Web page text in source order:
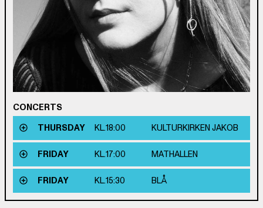
CONCERTS
THURSDAY
KL.18:00 KULTURKIRKEN JAKOB
FRIDAY KL.17:00 MATHALLEN
FRIDAY KL.15:30 BLÅ